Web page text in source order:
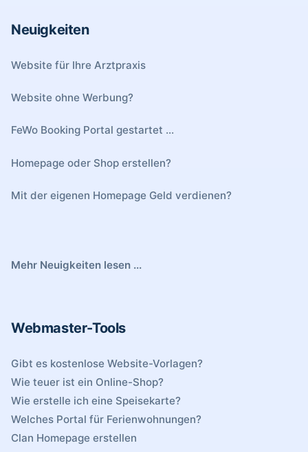
Neuigkeiten
Website für Ihre Arztpraxis
Website ohne Werbung?
FeWo Booking Portal gestartet ...
Homepage oder Shop erstellen?
Mit der eigenen Homepage Geld verdienen?
Mehr Neuigkeiten lesen ...
Webmaster-Tools
Gibt es kostenlose Website-Vorlagen?
Wie teuer ist ein Online-Shop?
Wie erstelle ich eine Speisekarte?
Welches Portal für Ferienwohnungen?
Clan Homepage erstellen